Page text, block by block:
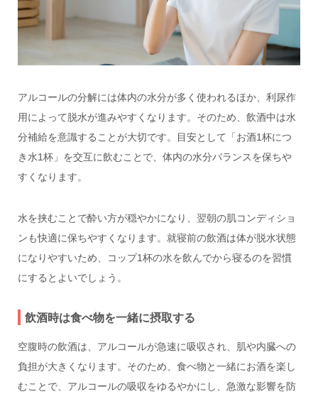
アルコールの分解には体内の水分が多く使われるほか、利尿作
用によって脱水が進みやすくなります。そのため、飲酒中は水
分補給を意識することが大切です。目安として「お酒1杯につ
き水1杯」を交互に飲むことで、体内の水分バランスを保ちや
すくなります。
水を挟むことで酔い方が穏やかになり、翌朝の肌コンディショ
ンも快適に保ちやすくなります。就寝前の飲酒は体が脱水状態
になりやすいため、コップ1杯の水を飲んでから寝るのを習慣
にするとよいでしょう。
飲酒時は食べ物を一緒に摂取する
空腹時の飲酒は、アルコールが急速に吸収され、肌や内臓への
負担が大きくなります。そのため、食べ物と一緒にお酒を楽し
むことで、アルコールの吸収をゆるやかにし、急激な影響を防